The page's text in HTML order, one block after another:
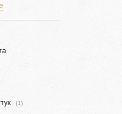
(1)